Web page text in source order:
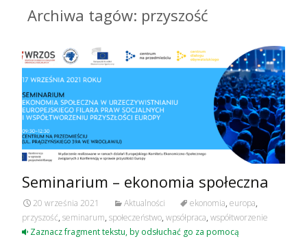
Archiwa tagów: przyszość
Seminarium – ekonomia społeczna
20 września 2021 Aktualności ekonomia, europa,
przyszość, seminarum, społeczeństwo, wpsółpraca, współtworzenie
Zaznacz fragment tekstu, by odsłuchać go za pomocą